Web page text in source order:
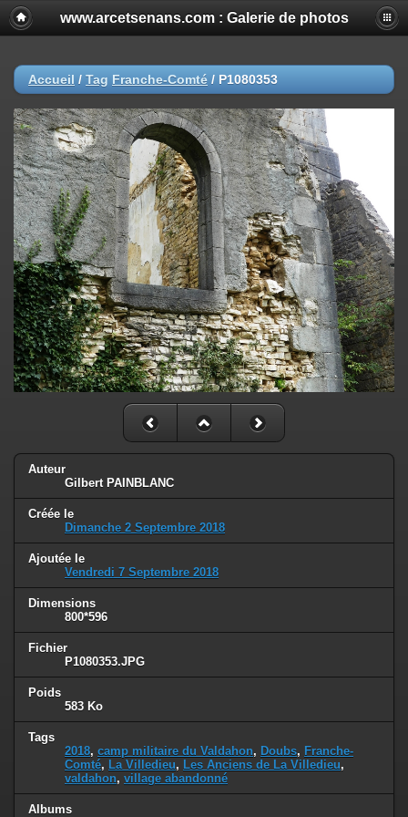
www.arcetsenans.com : Galerie de photos
Accueil / Tag Franche-Comté / P1080353
Auteur
Gilbert PAINBLANC
Créée le
Dimanche 2 Septembre 2018
Ajoutée le
Vendredi 7 Septembre 2018
Dimensions
800*596
Fichier
P1080353.JPG
Poids
583 Ko
Tags
2018, camp militaire du Valdahon, Doubs, Franche-
Comté, La Villedieu, Les Anciens de La Villedieu,
valdahon, village abandonné
Albums